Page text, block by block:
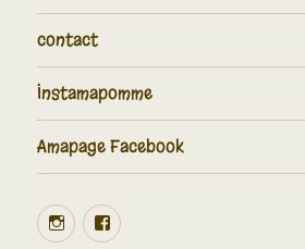
contact
Instamapomme
Amapage Facebook